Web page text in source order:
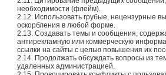
необходимости (флейм).
2.12. Использовать грубые, нецензурные
оскорбления в любой форме.
2.13. Создавать темы и сообщения,
антирекламную или коммерческую
ссылки на сайты с целью повышения их
2.14. Продолжать обсуждать вопросы из
удаленных администрацией.